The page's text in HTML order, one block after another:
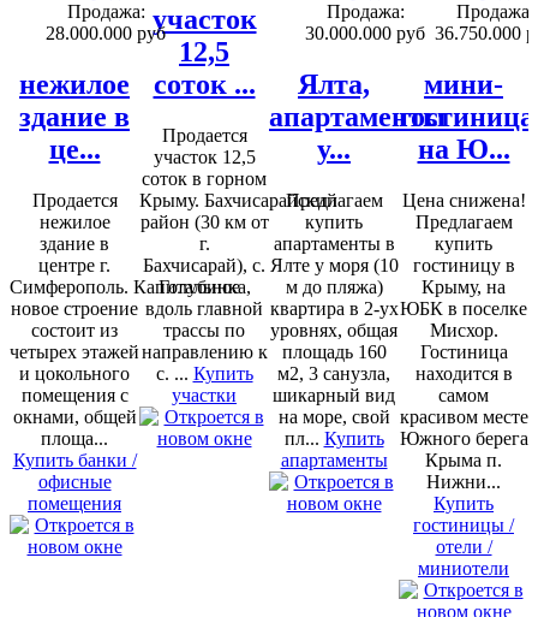
Продажа:
28.000.000 руб
нежилое
здание в
це...
Продается
нежилое
здание в
центре г.
Симферополь. Капитальное
новое строение
состоит из
четырех этажей
и цокольного
помещения с
окнами, общей
площа...
Купить банки /
офисные
помещения
участок
12,5
соток ...
Продается
участок 12,5
соток в горном
Крыму. Бахчисарайский
район (30 км от
г.
Бахчисарай), с.
Голубинка,
вдоль главной
трассы по
направлению к
с. ... Купить
участки
Продажа:
30.000.000 руб
Ялта,
апартаменты
у...
Предлагаем
купить
апартаменты в
Ялте у моря (10
м до пляжа)
квартира в 2-ух
уровнях, общая
площадь 160
м2, 3 санузла,
шикарный вид
на море, свой
пл... Купить
апартаменты
Продажа:
36.750.000
мини-
гостиница
на Ю...
Цена снижена!
Предлагаем
купить
гостиницу в
Крыму, на
ЮБК в поселке
Мисхор.
Гостиница
находится в
самом
красивом месте
Южного берега
Крыма п.
Нижни...
Купить
гостиницы /
отели /
миниотели